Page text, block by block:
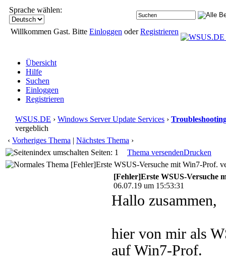
Sprache wählen:
Willkommen Gast. Bitte Einloggen oderRegistrieren
Übersicht
Hilfe
Suchen
Einloggen
Registrieren
WSUS.DE › Windows Server Update Services ›
vergeblich
‹ Vorheriges Thema | Nächstes Thema ›
Seiten: 1
Thema versendenDrucken
[Fehler]Erste WSUS-Versuche mit Win7-Prof.
[Fehler]Erste WSUS-Versuche
06.07.19 um 15:53:31
Hallo zusammen,
hier von mir als
auf Win7-Prof.